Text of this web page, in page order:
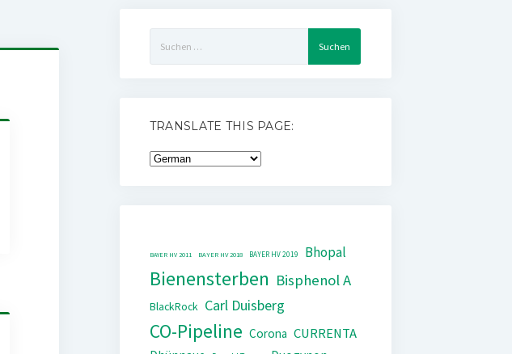
nach:
TRANSLATE THIS PAGE:
BAYER HV 2011 BAYER HV 2018 BAYER HV 2019 Bhopal
Bienensterben Bisphenol A
BlackRock Carl Duisberg
CO-Pipeline Corona CURRENTA